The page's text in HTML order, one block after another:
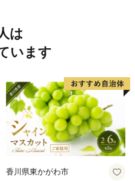
は
います
香川県東かがわ市